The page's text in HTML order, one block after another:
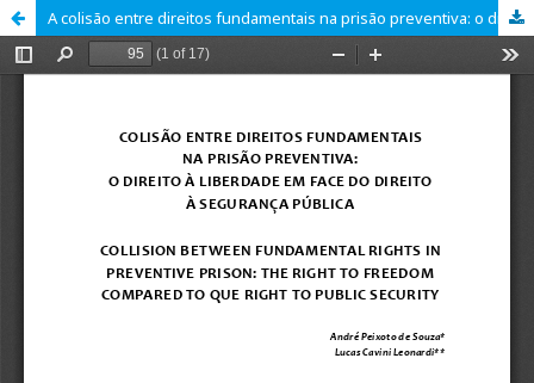
A colisão entre direitos fundamentais na prisão preventiva: o direito à liberdade em face do direito à segurança pública